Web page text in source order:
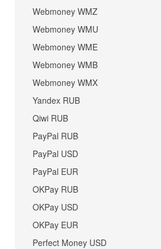
Webmoney WMZ
Webmoney WMU
Webmoney WME
Webmoney WMB
Webmoney WMX
Yandex RUB
Qiwi RUB
PayPal RUB
PayPal USD
PayPal EUR
OKPay RUB
OKPay USD
OKPay EUR
Perfect Money USD